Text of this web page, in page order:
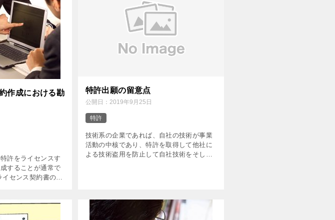
作成における勘
許をライセンスす
することが通常で
センス契約書の見
シー側の […]
特許出願の留意点
公開日： 2019年9月25日
特許
技術系の企業であれば、自社の技術が事業
活動の中核であり、特許を取得して他社に
よる技術盗用を防止して自社技術をそして